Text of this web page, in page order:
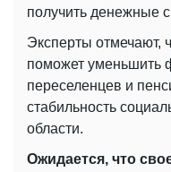
получить денежные
Эксперты отмечают,
поможет уменьшить
переселенцев и
стабильность
области.
Ожидается, что